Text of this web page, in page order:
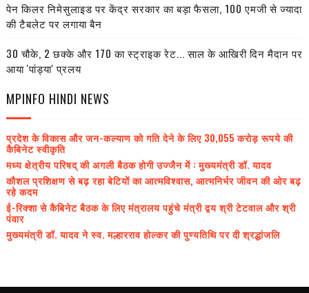
पेन किलर निमेसुलाइड पर केंद्र सरकार का बड़ा फैसला, 100 एमजी से ज्यादा
की टैबलेट पर लगाया बैन
30 चौके, 2 छक्के और 170 का स्ट्राइक रेट... साल के आखिरी दिन मैदान पर
आया 'पांड्या' प्रलय
MPINFO HINDI NEWS
प्रदेश के विकास और जन-कल्याण को गति देने के लिए 30,055 करोड़ रूपये की
कैबिनेट स्वीकृति
मध्य क्षेत्रीय परिषद् की अगली बैठक होगी उज्जैन में : मुख्यमंत्री डॉ. यादव
कौशल प्रशिक्षण से बढ़ रहा बेटियों का आत्मविश्वास, आत्मनिर्भर जीवन की ओर बढ़
रहे कदम
ई-रिक्शा से कैबिनेट बैठक के लिए मंत्रालय पहुंचे मंत्री द्वय श्री टेटवाल और श्री
पंवार
मुख्यमंत्री डॉ. यादव ने स्व. मल्हारराव होल्कर की पुण्यतिथि पर दी श्रद्धांजलि